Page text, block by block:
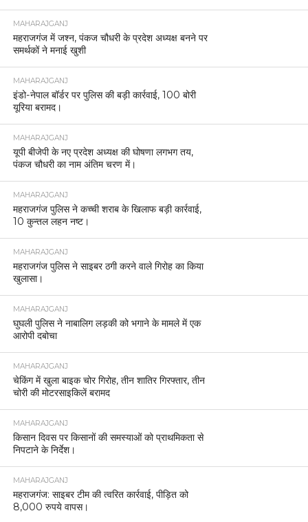
MAHARAJGANJ
महराजगंज में जश्न, पंकज चौधरी के प्रदेश अध्यक्ष बनने पर
समर्थकों ने मनाई खुशी
MAHARAJGANJ
इंडो-नेपाल बॉर्डर पर पुलिस की बड़ी कार्रवाई, 100 बोरी
यूरिया बरामद।
MAHARAJGANJ
यूपी बीजेपी के नए प्रदेश अध्यक्ष की घोषणा लगभग तय,
पंकज चौधरी का नाम अंतिम चरण में।
MAHARAJGANJ
महराजगंज पुलिस ने कच्ची शराब के खिलाफ बड़ी कार्रवाई,
10 कुन्तल लहन नष्ट।
MAHARAJGANJ
महराजगंज पुलिस ने साइबर ठगी करने वाले गिरोह का किया
खुलासा।
MAHARAJGANJ
घुघली पुलिस ने नाबालिग लड़की को भगाने के मामले में एक
आरोपी दबोचा
MAHARAJGANJ
चेकिंग में खुला बाइक चोर गिरोह, तीन शातिर गिरफ्तार, तीन
चोरी की मोटरसाइकिलें बरामद
MAHARAJGANJ
किसान दिवस पर किसानों की समस्याओं को प्राथमिकता से
निपटाने के निर्देश।
MAHARAJGANJ
महराजगंज: साइबर टीम की त्वरित कार्रवाई, पीड़ित को
8,000 रुपये वापस।